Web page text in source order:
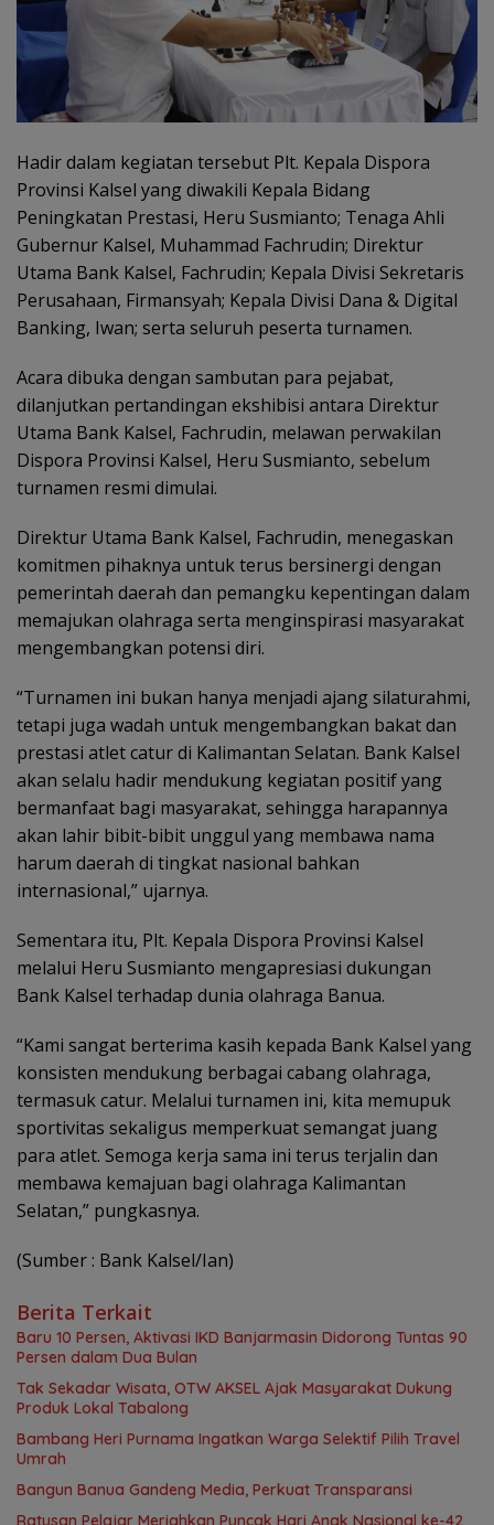
Hadir dalam kegiatan tersebut Plt. Kepala Dispora
Provinsi Kalsel yang diwakili Kepala Bidang
Peningkatan Prestasi, Heru Susmianto; Tenaga Ahli
Gubernur Kalsel, Muhammad Fachrudin; Direktur
Utama Bank Kalsel, Fachrudin; Kepala Divisi Sekretaris
Perusahaan, Firmansyah; Kepala Divisi Dana & Digital
Banking, Iwan; serta seluruh peserta turnamen.
Acara dibuka dengan sambutan para pejabat,
dilanjutkan pertandingan ekshibisi antara Direktur
Utama Bank Kalsel, Fachrudin, melawan perwakilan
Dispora Provinsi Kalsel, Heru Susmianto, sebelum
turnamen resmi dimulai.
Direktur Utama Bank Kalsel, Fachrudin, menegaskan
komitmen pihaknya untuk terus bersinergi dengan
pemerintah daerah dan pemangku kepentingan dalam
memajukan olahraga serta menginspirasi masyarakat
mengembangkan potensi diri.
“Turnamen ini bukan hanya menjadi ajang silaturahmi,
tetapi juga wadah untuk mengembangkan bakat dan
prestasi atlet catur di Kalimantan Selatan. Bank Kalsel
akan selalu hadir mendukung kegiatan positif yang
bermanfaat bagi masyarakat, sehingga harapannya
akan lahir bibit-bibit unggul yang membawa nama
harum daerah di tingkat nasional bahkan
internasional,” ujarnya.
Sementara itu, Plt. Kepala Dispora Provinsi Kalsel
melalui Heru Susmianto mengapresiasi dukungan
Bank Kalsel terhadap dunia olahraga Banua.
“Kami sangat berterima kasih kepada Bank Kalsel yang
konsisten mendukung berbagai cabang olahraga,
termasuk catur. Melalui turnamen ini, kita memupuk
sportivitas sekaligus memperkuat semangat juang
para atlet. Semoga kerja sama ini terus terjalin dan
membawa kemajuan bagi olahraga Kalimantan
Selatan,” pungkasnya.
(Sumber : Bank Kalsel/Ian)
Berita Terkait
Baru 10 Persen, Aktivasi IKD Banjarmasin Didorong Tuntas 90
Persen dalam Dua Bulan
Tak Sekadar Wisata, OTW AKSEL Ajak Masyarakat Dukung
Produk Lokal Tabalong
Bambang Heri Purnama Ingatkan Warga Selektif Pilih Travel
Umrah
Bangun Banua Gandeng Media, Perkuat Transparansi
Ratusan Pelajar Meriahkan Puncak Hari Anak Nasional ke-42